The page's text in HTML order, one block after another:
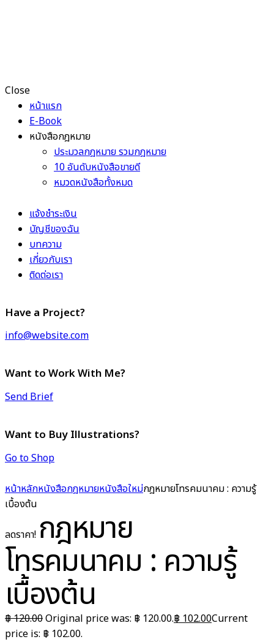
Close
หน้าแรก
E-Book
หนังสือกฎหมาย
ประมวลกฎหมาย รวมกฎหมาย
10 อันดับหนังสือขายดี
หมวดหนังสือทั้งหมด
แจ้งชำระเงิน
บัญชีของฉัน
บทความ
เกี่ยวกับเรา
ติดต่อเรา
Have a Project?
info@website.com
Want to Work With Me?
Send Brief
Want to Buy Illustrations?
Go to Shop
หน้าหลักหนังสือกฎหมายหนังสือใหม่กฎหมายโทรคมนาคม : ความรู้
เบื้องต้น
ลดราคา! กฎหมาย
โทรคมนาคม : ความรู้
เบื้องต้น
฿120.00Original price was: ฿ 120.00.฿ 102.00Current
price is: ฿ 102.00.